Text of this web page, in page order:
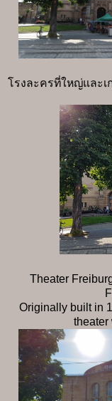
โรงละครที่ใหญ่และเ
Theater
Originally built in
theater